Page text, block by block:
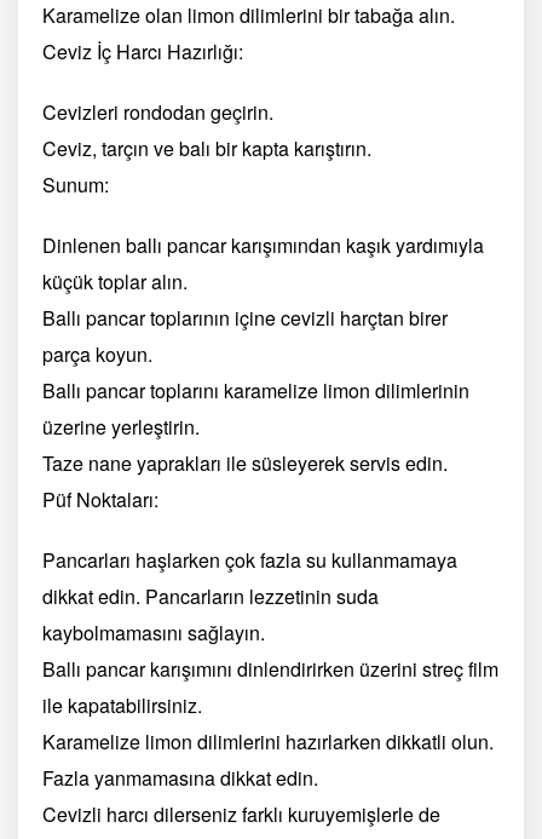
Karamelize olan limon dilimlerini bir tabağa alın.
Ceviz İç Harcı Hazırlığı:
Cevizleri rondodan geçirin.
Ceviz, tarçın ve balı bir kapta karıştırın.
Sunum:
Dinlenen ballı pancar karışımından kaşık yardımıyla
küçük toplar alın.
Ballı pancar toplarının içine cevizli harçtan birer
parça koyun.
Ballı pancar toplarını karamelize limon dilimlerinin
üzerine yerleştirin.
Taze nane yaprakları ile süsleyerek servis edin.
Püf Noktaları:
Pancarları haşlarken çok fazla su kullanmamaya
dikkat edin. Pancarların lezzetinin suda
kaybolmamasını sağlayın.
Ballı pancar karışımını dinlendirirken üzerini streç film
ile kapatabilirsiniz.
Karamelize limon dilimlerini hazırlarken dikkatli olun.
Fazla yanmamasına dikkat edin.
Cevizli harcı dilerseniz farklı kuruyemişlerle de